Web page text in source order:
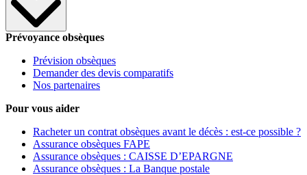
Prévoyance obsèques
Prévision obsèques
Demander des devis comparatifs
Nos partenaires
Pour vous aider
Racheter un contrat obsèques avant le décès : est-ce possible ?
Assurance obsèques FAPE
Assurance obsèques : CAISSE D’EPARGNE
Assurance obsèques : La Banque postale